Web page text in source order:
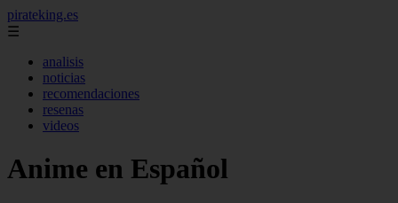
pirateking.es
☰
analisis
noticias
recomendaciones
resenas
videos
Anime en Español